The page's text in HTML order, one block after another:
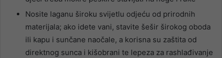
Nosite laganu široku svijetlu odjeću od prirodnih
materijala; ako idete vani, stavite šešir širokog oboda
ili kapu i sunčane naočale, a korisna su zaštita od
direktnog sunca i kišobrani te lepeza za rashlađivanje